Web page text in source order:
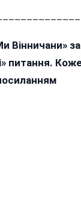
Вінничани»
питання.